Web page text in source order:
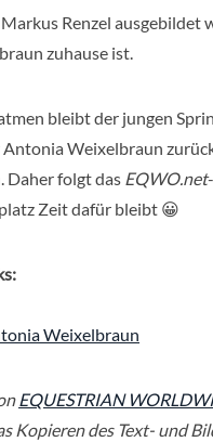
Renzel ausgebildet
zuhause ist.
bleibt der jungen
Antonia Weixelbraun
Daher folgt das EQWO.net
Zeit dafür bleibt 😀
Weixelbraun
EQUESTRIAN
Kopieren des Text- und